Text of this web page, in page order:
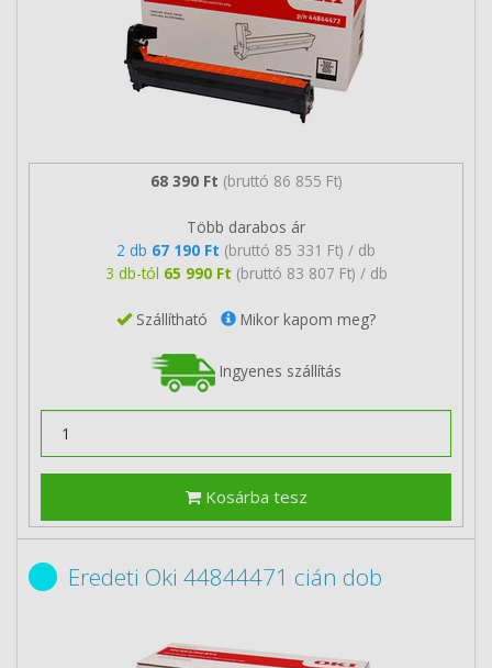
68 390 Ft (bruttó 86 855 Ft)
Több darabos ár
2 db 67 190 Ft (bruttó 85 331 Ft) / db
3 db-tól 65 990 Ft (bruttó 83 807 Ft) / db
Szállítható Mikor kapom meg?
Ingyenes szállítás
Kosárba tesz
Eredeti Oki 44844471 cián dob